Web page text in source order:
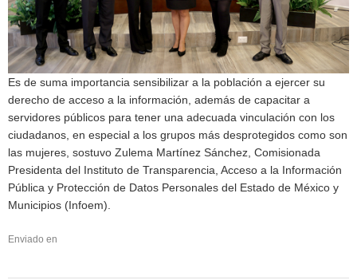
Es de suma importancia sensibilizar a la población a ejercer su
derecho de acceso a la información, además de capacitar a
servidores públicos para tener una adecuada vinculación con los
ciudadanos, en especial a los grupos más desprotegidos como son
las mujeres, sostuvo Zulema Martínez Sánchez, Comisionada
Presidenta del Instituto de Transparencia, Acceso a la Información
Pública y Protección de Datos Personales del Estado de México y
Municipios (Infoem).
Enviado en